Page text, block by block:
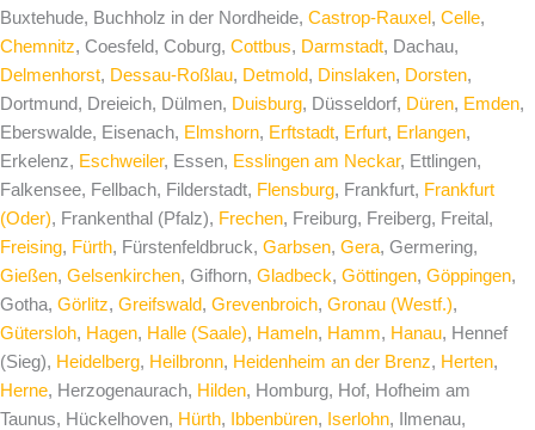
Buxtehude, Buchholz in der Nordheide, Castrop-Rauxel , Celle,
Chemnitz, Coesfeld, Coburg, Cottbus, Darmstadt, Dachau,
Delmenhorst, Dessau-Roßlau, Detmold, Dinslaken, Dorsten,
Dortmund, Dreieich, Dülmen, Duisburg, Düsseldorf, Düren, Emden,
Eberswalde, Eisenach, Elmshorn, Erftstadt, Erfurt, Erlangen,
Erkelenz, Eschweiler, Essen, Esslingen am Neckar, Ettlingen,
Falkensee, Fellbach, Filderstadt, Flensburg, Frankfurt, Frankfurt
(Oder), Frankenthal (Pfalz), Frechen, Freiburg, Freiberg, Freital,
Freising, Fürth, Fürstenfeldbruck, Garbsen, Gera, Germering,
Gießen, Gelsenkirchen, Gifhorn, Gladbeck, Göttingen, Göppingen,
Gotha, Görlitz, Greifswald, Grevenbroich, Gronau (Westf.),
Gütersloh, Hagen, Halle (Saale), Hameln, Hamm, Hanau, Hennef
(Sieg), Heidelberg, Heilbronn, Heidenheim an der Brenz, Herten,
Herne, Herzogenaurach, Hilden, Homburg, Hof, Hofheim am
Taunus, Hückelhoven, Hürth, Ibbenbüren, Iserlohn, Ilmenau,